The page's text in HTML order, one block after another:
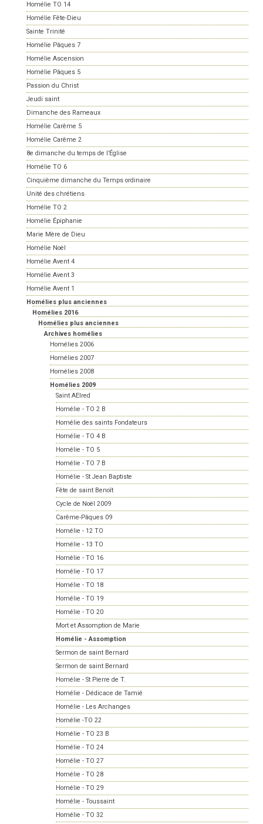
Homélie TO 14
Homélie Fête-Dieu
Sainte Trinité
Homélie Pâques 7
Homélie Ascension
Homélie Pâques 5
Passion du Christ
Jeudi saint
Dimanche des Rameaux
Homélie Carême 5
Homélie Carême 2
8e dimanche du temps de l’Église
Homélie TO 6
Cinquième dimanche du Temps ordinaire
Unité des chrétiens
Homélie TO 2
Homélie Épiphanie
Marie Mère de Dieu
Homélie Noël
Homélie Avent 4
Homélie Avent 3
Homélie Avent 1
Homélies plus anciennes
Homélies 2016
Homélies plus anciennes
Archives homélies
Homélies 2006
Homélies 2007
Homélies 2008
Homélies 2009
Saint AElred
Homélie - TO 2 B
Homélie des saints Fondateurs
Homélie - TO 4 B
Homélie - TO 5
Homélie - TO 7 B
Homélie - St Jean Baptiste
Fête de saint Benoît
Cycle de Noël 2009
Carême-Pâques 09
Homélie - 12 TO
Homélie - 13 TO
Homélie - TO 16
Homélie - TO 17
Homélie - TO 18
Homélie - TO 19
Homélie - TO 20
Mort et Assomption de Marie
Homélie - Assomption
Sermon de saint Bernard
Sermon de saint Bernard
Homélie - St Pierre de T.
Homélie - Dédicace de Tamié
Homélie - Les Archanges
Homélie -TO 22
Homélie - TO 23 B
Homélie - TO 24
Homélie - TO 27
Homélie - TO 28
Homélie - TO 29
Homélie - Toussaint
Homélie - TO 32